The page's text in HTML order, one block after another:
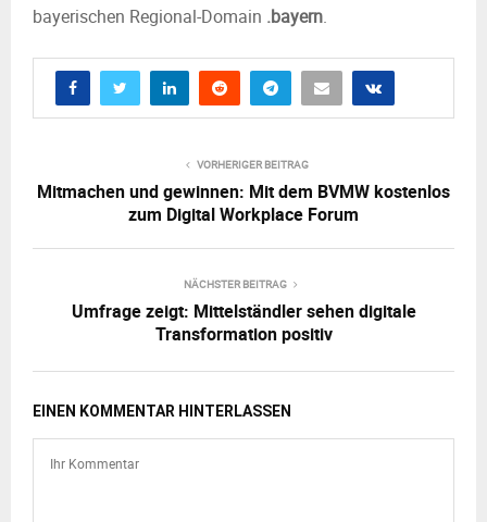
bayerischen Regional-Domain .bayern.
VORHERIGER BEITRAG
Mitmachen und gewinnen: Mit dem BVMW kostenlos
zum Digital Workplace Forum
NÄCHSTER BEITRAG
Umfrage zeigt: Mittelständler sehen digitale
Transformation positiv
EINEN KOMMENTAR HINTERLASSEN